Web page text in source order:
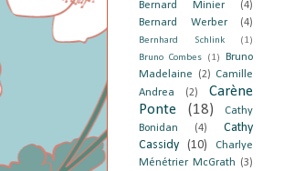
Bernard Minier
(4)
Bernard Werber
(4)
Bernhard Schlink
(1)
Bruno Combes
(1)
Bruno
Madelaine
(2) Camille
Andrea
(2)
Carène
Ponte
(18)
Cathy
Bonidan
(4)
Cathy
Cassidy (10)
Charlye
Ménétrier McGrath (3)